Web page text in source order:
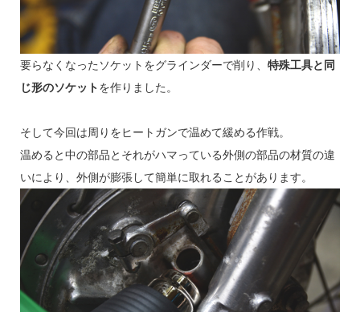
要らなくなったソケットをグラインダーで削り、 特殊工具と同
じ形のソケットを作りました。
そして今回は周りをヒートガンで温めて緩める作戦。
温めると中の部品とそれがハマっている外側の部品の材質の違
いにより、外側が膨張して簡単に取れることがあります。